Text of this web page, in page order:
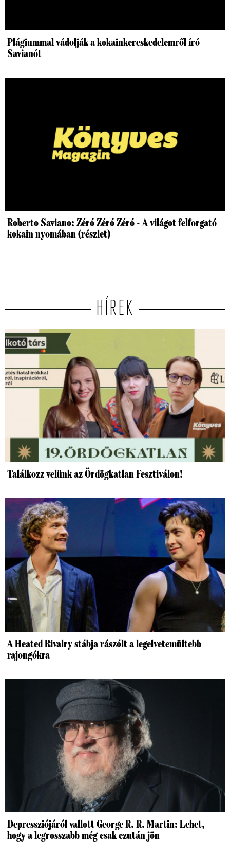
Plágiummal vádolják a kokainkereskedelemről író
Savianót
Roberto Saviano: Zéró Zéró Zéró - A világot felforgató
kokain nyomában (részlet)
HÍREK
Találkozz velünk az Ördögkatlan Fesztiválon!
A Heated Rivalry stábja rászólt a legelvetemültebb
rajongókra
Depressziójáról vallott George R. R. Martin: Lehet,
hogy a legrosszabb még csak ezután jön